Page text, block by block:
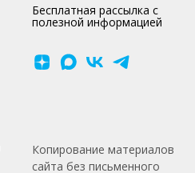
Бесплатная рассылка с
полезной информацией
Копирование материалов
сайта без письменного